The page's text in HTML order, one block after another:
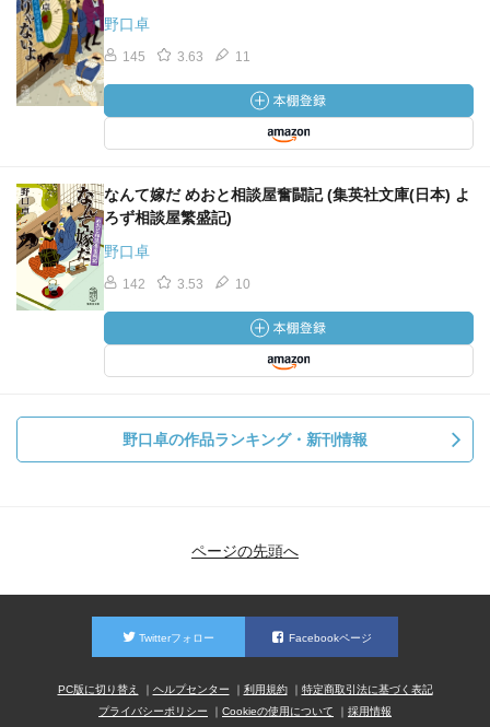
野口卓
145 3.63 11
なんて嫁だ めおと相談屋奮闘記 (集英社文庫(日本) よ
ろず相談屋繁盛記)
野口卓
142 3.53 10
野口卓の作品ランキング・新刊情報
ページの先頭へ
Twitterフォロー Facebookページ
PC版に切り替え ヘルプセンター 利用規約
特定商取引法に基づく表記
プライバシーポリシー
Cookieの使用について 採用情報